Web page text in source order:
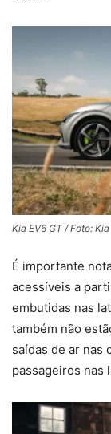
Kia EV6 GT / Foto: Kia
É importante
acessíveis a
embutidas nas
também não
saídas de ar nas
passageiros nas